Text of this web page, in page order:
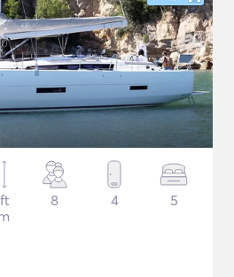
8 4 5